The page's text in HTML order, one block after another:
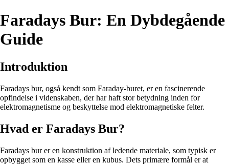
Faradays Bur: En Dybdegående
Guide
Introduktion
Faradays bur, også kendt som Faraday-buret, er en fascinerende
opfindelse i videnskaben, der har haft stor betydning inden for
elektromagnetisme og beskyttelse mod elektromagnetiske felter.
Hvad er Faradays Bur?
Faradays bur er en konstruktion af ledende materiale, som typisk er
opbygget som en kasse eller en kubus. Dets primære formål er at